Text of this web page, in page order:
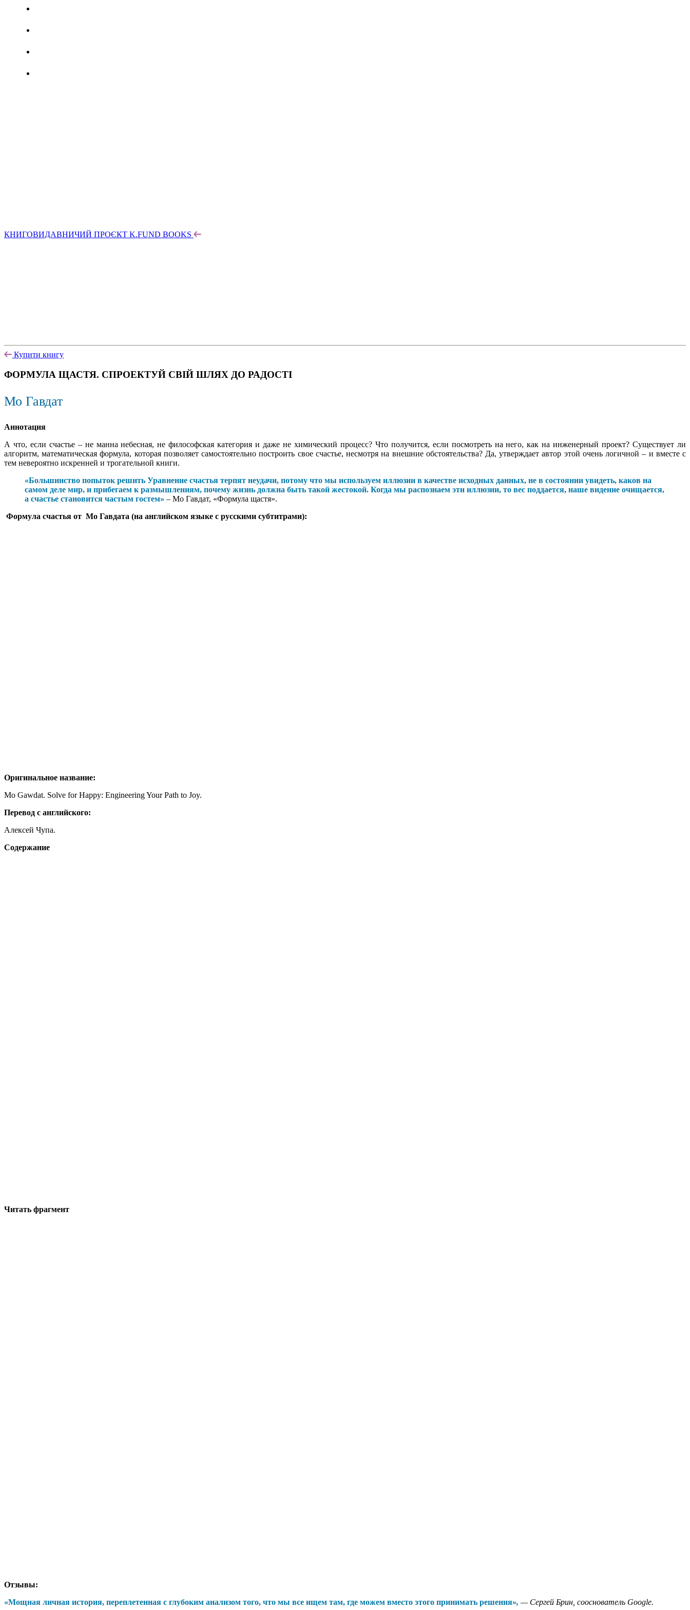
КНИГОВИДАВНИЧИЙ ПРОЄКТ K.FUND BOOKS
Купити книгу
ФОРМУЛА ЩАСТЯ. СПРОЕКТУЙ СВІЙ ШЛЯХ ДО РАДОСТІ
Мо Гавдат
Аннотация
А что, если счастье – не манна небесная, не философская категория и даже не химический процесс? Что получится, если посмотреть на него, как на инженерный проект? Существует ли
алгоритм, математическая формула, которая позволяет самостоятельно построить свое счастье, несмотря на внешние обстоятельства? Да, утверждает автор этой очень логичной – и вместе с
тем невероятно искренней и трогательной книги.
«Большинство попыток решить Уравнение счастья терпят неудачи, потому что мы используем иллюзии в качестве исходных данных, не в состоянии увидеть, каков на
самом деле мир, и прибегаем к размышлениям, почему жизнь должна быть такой жестокой. Когда мы распознаем эти иллюзии, то вес поддается, наше видение очищается,
а счастье становится частым гостем» – Мо Гавдат, «Формула щастя».
Формула счастья от Мо Гавдата (на английском языке с русскими субтитрами):
Оригинальное название:
Mo Gawdat. Solve for Happy: Engineering Your Path to Joy.
Перевод с английского:
Алексей Чупа.
Содержание
Читать фрагмент
Отзывы:
«Мощная личная история, переплетенная с глубоким анализом того, что мы все ищем там, где можем вместо этого принимать решения», —Сергей Брин, сооснователь Google.